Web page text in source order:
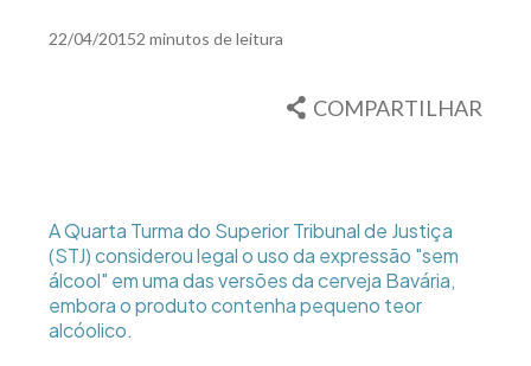
22/04/20152 minutos de leitura
COMPARTILHAR
A Quarta Turma do Superior Tribunal de Justiça
(STJ) considerou legal o uso da expressão "sem
álcool" em uma das versões da cerveja Bavária,
embora o produto contenha pequeno teor
alcóolico.